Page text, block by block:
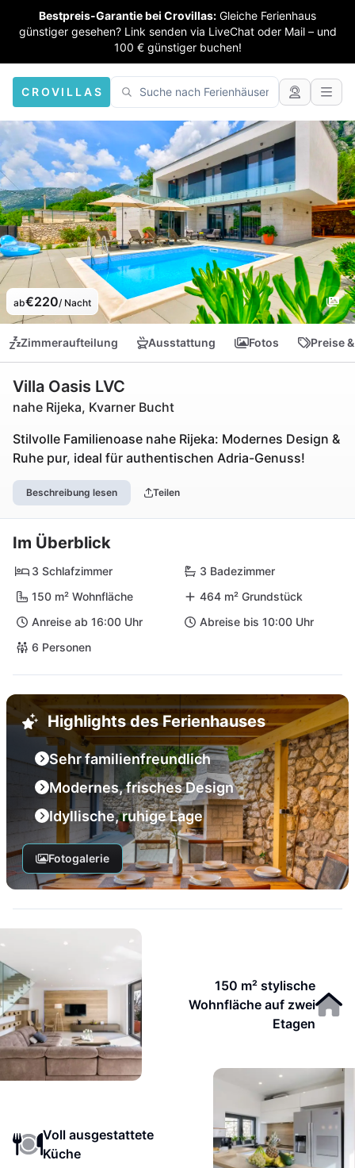
Bestpreis-Garantie bei Crovillas: Gleiche Ferienhaus
günstiger gesehen? Link senden via LiveChat oder Mail – und
100 € günstiger buchen!
CROVILLAS
ab€220/ Nacht
Zimmeraufteilung Ausstattung Fotos Preise
Villa Oasis LVC
nahe Rijeka, Kvarner Bucht
Stilvolle Familienoase nahe Rijeka: Modernes Design &
Ruhe pur, ideal für authentischen Adria-Genuss!
Beschreibung lesen Teilen
Im Überblick
3 Schlafzimmer
3 Badezimmer
150 m² Wohnfläche
464 m² Grundstück
Anreise ab 16:00 Uhr
Abreise bis 10:00 Uhr
6 Personen
Highlights des Ferienhauses
Sehr familienfreundlich
Modernes, frisches Design
Idyllische, ruhige Lage
Fotogalerie
150 m² stylische
Wohnfläche auf zwei
Etagen
Voll ausgestattete
Küche